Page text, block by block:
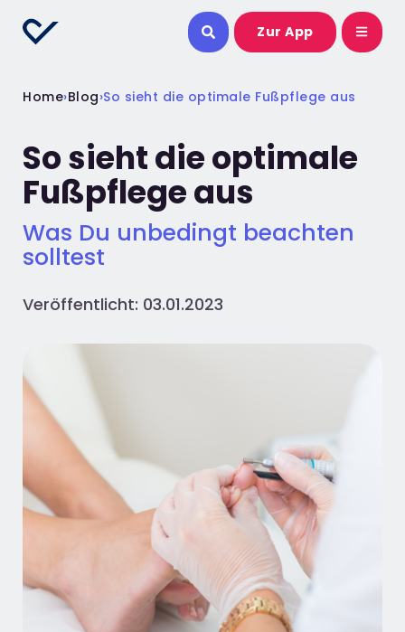
Zur App
Home›Blog›So sieht die optimale Fußpflege aus
So sieht die optimale
Fußpflege aus
Was Du unbedingt beachten
solltest
Veröffentlicht: 03.01.2023